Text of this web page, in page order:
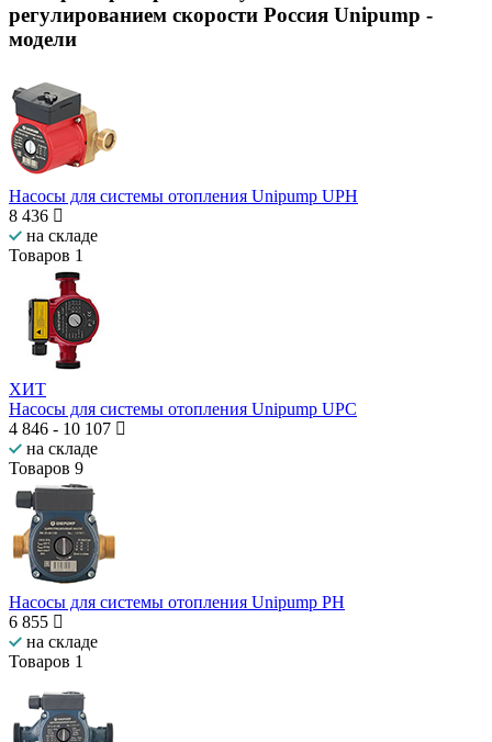
регулированием скорости Россия Unipump -
модели
Насосы для системы отопления Unipump UPH
8 436
на складе
Товаров 1
ХИТ
Насосы для системы отопления Unipump UPС
4 846 - 10 107
на складе
Товаров 9
Насосы для системы отопления Unipump PH
6 855
на складе
Товаров 1